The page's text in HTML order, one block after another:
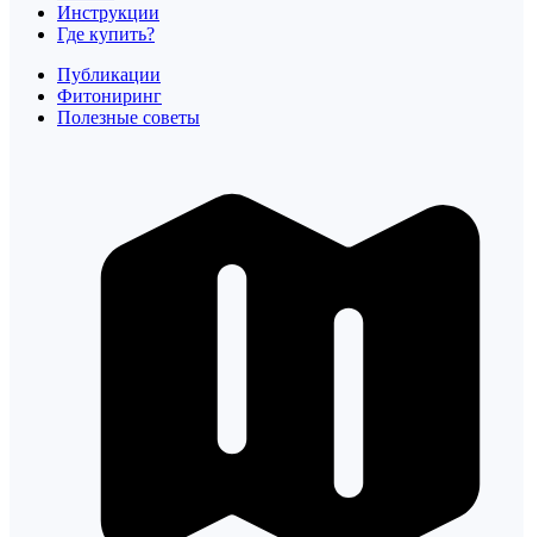
Инструкции
Где купить?
Публикации
Фитониринг
Полезные советы